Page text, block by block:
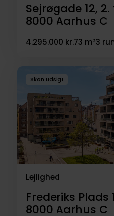
Sejrøgade 12, 2.
8000 Aarhus C
4.295.000 kr.73 m²3
Skøn udsigt
Lejlighed
Frederiks Plads
8000 Aarhus C